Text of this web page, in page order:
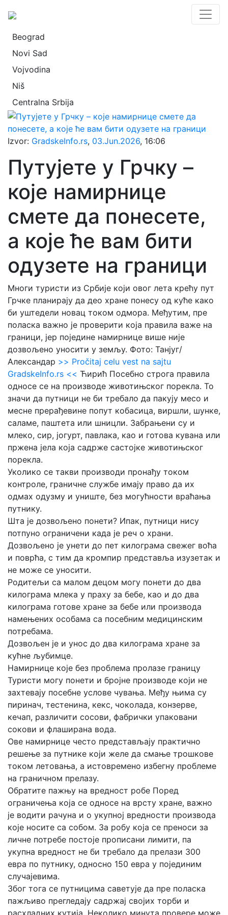
Beograd
Novi Sad
Vojvodina
Niš
Centralna Srbija
Izvor: GradskeInfo.rs, 03.Jun.2026, 16:06
Путујете у Грчку –
које намирнице
смете да понесете,
а које ће вам бити
одузете на граници
Многи туристи из Србије који овог лета крећу пут
Грчке планирају да део хране понесу од куће како
би уштедели новац током одмора. Међутим, пре
поласка важно је проверити која правила важе на
граници, јер поједине намирнице више није
дозвољено уносити у земљу. Фото: Танјуг/
Александар >> Pročitaj celu vest na sajtu
GradskeInfo.rs << Ћирић Посебно строга правила
односе се на производе животињског порекла. То
значи да путници не би требало да пакују месо и
месне прерађевине попут кобасица, виршли, шунке,
саламе, паштета или шницли. Забрањени су и
млеко, сир, јогурт, павлака, као и готова кувана или
пржена јела која садрже састојке животињског
порекла.
Уколико се такви производи пронађу током
контроле, граничне службе имају право да их
одмах одузму и униште, без могућности враћања
путнику.
Шта је дозвољено понети? Ипак, путници нису
потпуно ограничени када је реч о храни.
Дозвољено је унети до пет килограма свежег воћа
и поврћа, с тим да кромпир представља изузетак и
не може се уносити.
Родитељи са малом децом могу понети до два
килограма млека у праху за бебе, као и до два
килограма готове хране за бебе или производа
намењених особама са посебним медицинским
потребама.
Дозвољен је и унос до два килограма хране за
кућне љубимце.
Намирнице које без проблема пролазе границу
Туристи могу понети и бројне производе који не
захтевају посебне услове чувања. Међу њима су
пиринач, тестенина, кекс, чоколада, конзерве,
кечап, различити сосови, фабрички упаковани
сокови и флаширана вода.
Ове намирнице често представљају практично
решење за путнике који желе да смање трошкове
током летовања, а истовремено избегну проблеме
на граничном прелазу.
Обратите пажњу на вредност робе Поред
ограничења која се односе на врсту хране, важно
је водити рачуна и о укупној вредности производа
које носите са собом. За робу која се преноси за
личне потребе постоје прописани лимити, па
укупна вредност не би требало да прелази 300
евра по путнику, односно 150 евра у појединим
случајевима.
Због тога се путницима саветује да пре поласка
пажљиво прегледају садржај својих торби и
расхладних кутија. Неколико минута провере може